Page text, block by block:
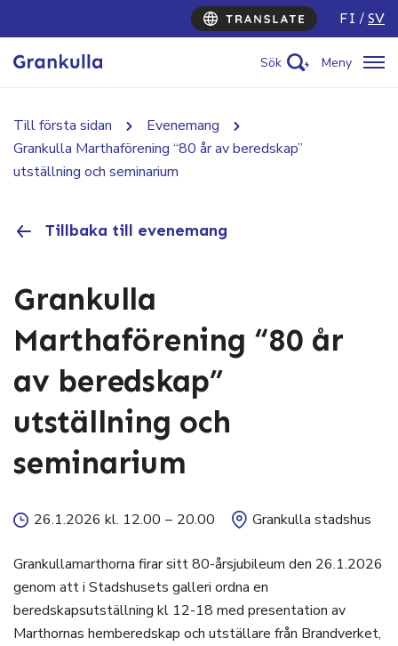
FI SV
Sök Meny
Till första sidan
Evenemang
Grankulla Marthaförening “80 år av beredskap”
utställning och seminarium
Tillbaka till evenemang
Grankulla
Marthaförening “80 år
av beredskap”
utställning och
seminarium
26.1.2026 kl. 12.00 – 20.00 Grankulla stadshus
Grankullamarthorna firar sitt 80-årsjubileum den 26.1.2026
genom att i Stadshusets galleri ordna en
beredskapsutställning kl 12-18 med presentation av
Marthornas hemberedskap och utställare från Brandverket,